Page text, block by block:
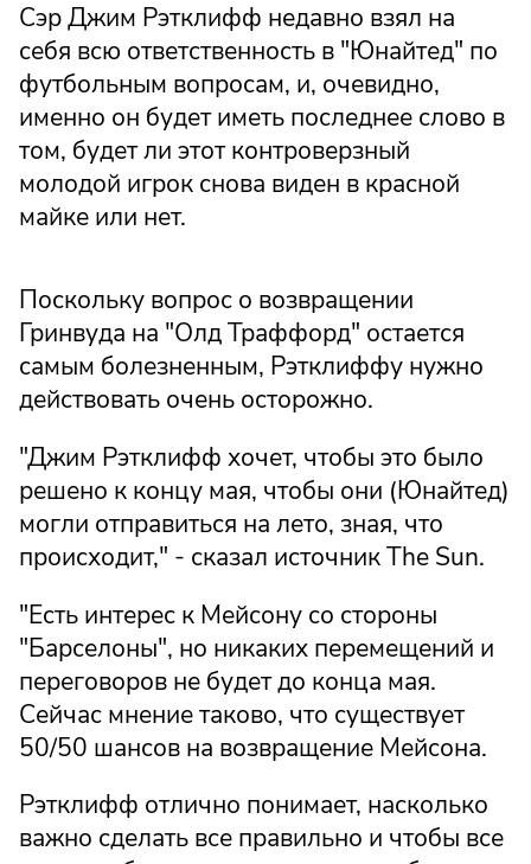
Сэр Джим Рэтклифф недавно взял на
себя всю ответственность в "Юнайтед" по
футбольным вопросам, и, очевидно,
именно он будет иметь последнее слово в
том, будет ли этот контроверзный
молодой игрок снова виден в красной
майке или нет.
Поскольку вопрос о возвращении
Гринвуда на "Олд Траффорд" остается
самым болезненным, Рэтклиффу нужно
действовать очень осторожно.
"Джим Рэтклифф хочет, чтобы это было
решено к концу мая, чтобы они (Юнайтед)
могли отправиться на лето, зная, что
происходит," - сказал источник The Sun.
"Есть интерес к Мейсону со стороны
"Барселоны", но никаких перемещений и
переговоров не будет до конца мая.
Сейчас мнение таково, что существует
50/50 шансов на возвращение Мейсона.
Рэтклифф отлично понимает, насколько
важно сделать все правильно и чтобы все